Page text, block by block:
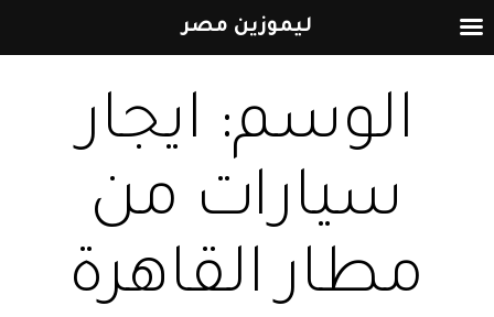
إلى
المحتوىالوسم: ايجار
سيارات من
مطار القاهرة
ليموزين مصر